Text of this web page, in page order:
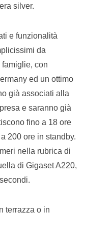
silver.
e funzionalità
da
con
ed un ottimo
già associati alla
e saranno già
fino a 18 ore
200 ore in standby.
nella rubrica di
di Gigaset A220,
terrazza o in